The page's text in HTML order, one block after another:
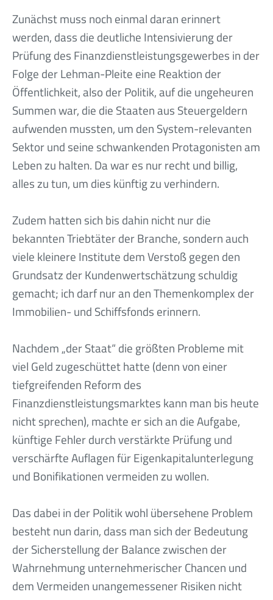
Zunächst muss noch einmal daran erinnert
werden, dass die deutliche Intensivierung der
Prüfung des Finanzdienstleistungsgewerbes in der
Folge der Lehman-Pleite eine Reaktion der
Öffentlichkeit, also der Politik, auf die ungeheuren
Summen war, die die Staaten aus Steuergeldern
aufwenden mussten, um den System-relevanten
Sektor und seine schwankenden Protagonisten am
Leben zu halten. Da war es nur recht und billig,
alles zu tun, um dies künftig zu verhindern.
Zudem hatten sich bis dahin nicht nur die
bekannten Triebtäter der Branche, sondern auch
viele kleinere Institute dem Verstoß gegen den
Grundsatz der Kundenwertschätzung schuldig
gemacht; ich darf nur an den Themenkomplex der
Immobilien- und Schiffsfonds erinnern.
Nachdem „der Staat“ die größten Probleme mit
viel Geld zugeschüttet hatte (denn von einer
tiefgreifenden Reform des
Finanzdienstleistungsmarktes kann man bis heute
nicht sprechen), machte er sich an die Aufgabe,
künftige Fehler durch verstärkte Prüfung und
verschärfte Auflagen für Eigenkapitalunterlegung
und Bonifikationen vermeiden zu wollen.
Das dabei in der Politik wohl übersehene Problem
besteht nun darin, dass man sich der Bedeutung
der Sicherstellung der Balance zwischen der
Wahrnehmung unternehmerischer Chancen und
dem Vermeiden unangemessener Risiken nicht